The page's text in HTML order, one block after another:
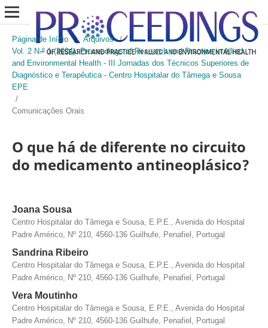
Página de Início / Arquivos
/
Vol. 2 N.º 1 (2024): Proceedings of Research and Practice in Allied
and Environmental Health - III Jornadas dos Técnicos Superiores de
Diagnóstico e Terapêutica - Centro Hospitalar do Tâmega e Sousa
EPE
/
Comunicações Orais
O que há de diferente no circuito
do medicamento antineoplásico?
Joana Sousa
Centro Hospitalar do Tâmega e Sousa, E.P.E., Avenida do Hospital
Padre Américo, Nº 210, 4560-136 Guilhufe, Penafiel, Portugal
Sandrina Ribeiro
Centro Hospitalar do Tâmega e Sousa, E.P.E., Avenida do Hospital
Padre Américo, Nº 210, 4560-136 Guilhufe, Penafiel, Portugal
Vera Moutinho
Centro Hospitalar do Tâmega e Sousa, E.P.E., Avenida do Hospital
Padre Américo, Nº 210, 4560-136 Guilhufe, Penafiel, Portugal